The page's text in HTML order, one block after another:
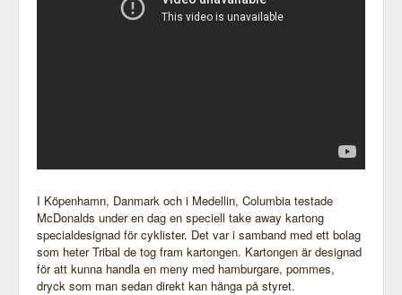
I Köpenhamn, Danmark och i Medellin, Columbia testade
McDonalds under en dag en speciell take away kartong
specialdesignad för cyklister. Det var i samband med ett bolag
som heter Tribal de tog fram kartongen. Kartongen är designad
för att kunna handla en meny med hamburgare, pommes,
dryck som man sedan direkt kan hänga på styret.